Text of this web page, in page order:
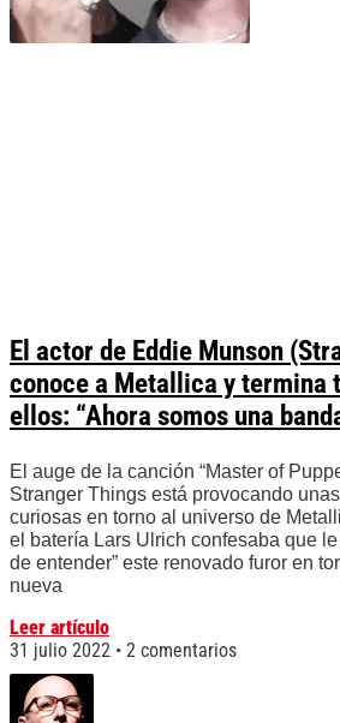
El actor de Eddie Munson
conoce a Metallica y termina
ellos: “Ahora somos una
El auge de la canción “Master of
Stranger Things está provocando
curiosas en torno al universo de
el batería Lars Ulrich confesaba que le
de entender” este renovado furor en
nueva
Leer artículo
31 julio 2022
2 comentarios